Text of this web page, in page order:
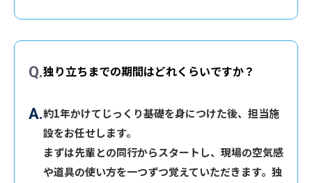
独り立ちまでの期間はどれくらいですか？
約1年かけてじっくり基礎を身につけた後、担当施
設をお任せします。
まずは先輩との同行からスタートし、現場の空気感
や道具の使い方を一つずつ覚えていただきます。独